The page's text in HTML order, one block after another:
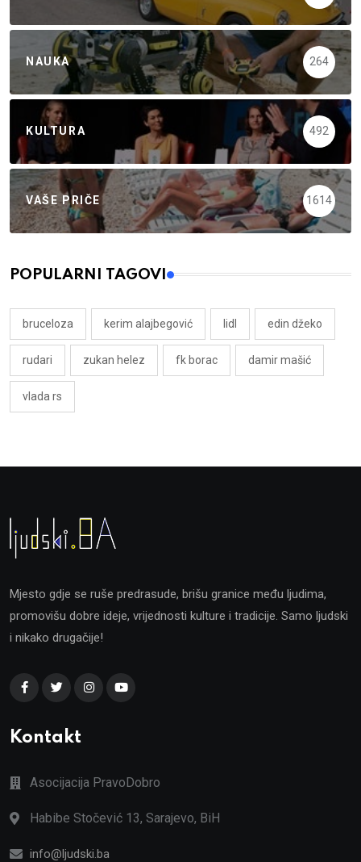
NAUKA 264
KULTURA 492
VAŠE PRIČE 1614
POPULARNI TAGOVI
bruceloza kerim alajbegović lidl edin džeko
rudari zukan helez fk borac damir mašić
vlada rs
Mjesto gdje se ruše predrasude, brišu granice među ljudima,
promovišu dobre ideje, vrijednosti kulture i tradicije. Samo ljudski
i nikako drugačije!
Kontakt
Asocijacija PravoDobro
Habibe Stočević 13, Sarajevo, BiH
info@ljudski.ba